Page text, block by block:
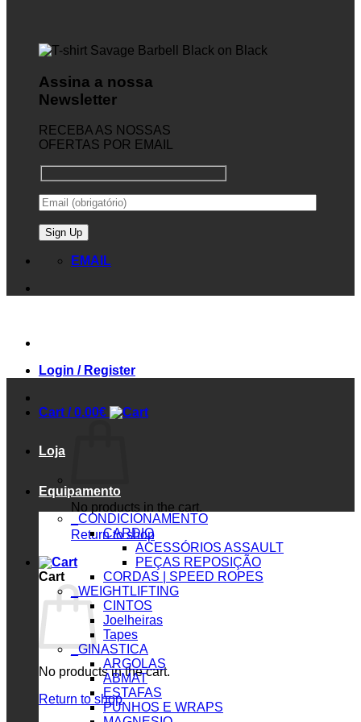
Assina a nossa
Newsletter
RECEBA AS NOSSAS
OFERTAS POR EMAIL
EMAIL
Login / Register
Cart /0.00€
No products in the cart.
Return to shop
Cart
No products in the cart.
Return to shop
Loja
Equipamento
_CONDICIONAMENTO
CARDIO
ACESSÓRIOS ASSAULT
PEÇAS REPOSIÇÃO
CORDAS | SPEED ROPES
_WEIGHTLIFTING
CINTOS
Joelheiras
Tapes
_GINASTICA
ARGOLAS
ABMAT
ESTAFAS
PUNHOS E WRAPS